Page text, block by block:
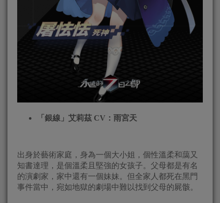
「銀線」艾莉茲 CV ：雨宮天
出身於藝術家庭，身為一個大小姐，個性溫柔和藹又
知書達理，是個溫柔且堅強的女孩子。父母都是有名
的演劇家，家中還有一個妹妹。但全家人都死在黑門
事件當中，宛如地獄的劇場中難以找到父母的屍骸。